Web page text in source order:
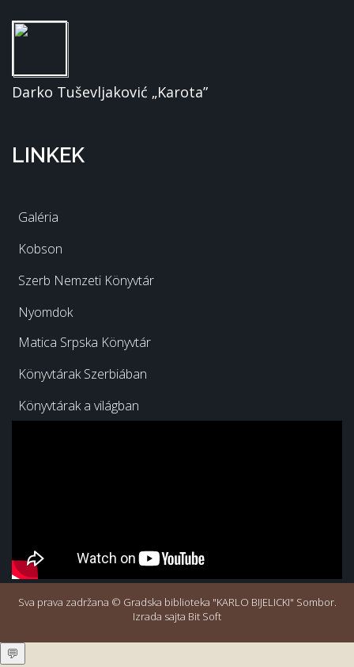
Darko Tuševljaković „Karota”
LINKEK
Galéria
Kobson
Szerb Nemzeti Könyvtár
Nyomdok
Matica Srpska Könyvtár
Könyvtárak Szerbiában
Könyvtárak a világban
Sva prava zadržana © Gradska biblioteka "KARLO BIJELICKI" Sombor.
Izrada sajta Bit Soft
💬